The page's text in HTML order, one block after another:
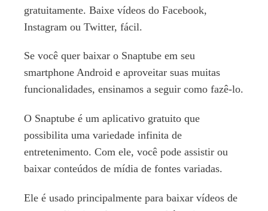
gratuitamente. Baixe vídeos do Facebook,
Instagram ou Twitter, fácil.
Se você quer baixar o Snaptube em seu
smartphone Android e aproveitar suas muitas
funcionalidades, ensinamos a seguir como fazê-lo.
O Snaptube é um aplicativo gratuito que
possibilita uma variedade infinita de
entretenimento. Com ele, você pode assistir ou
baixar conteúdos de mídia de fontes variadas.
Ele é usado principalmente para baixar vídeos de